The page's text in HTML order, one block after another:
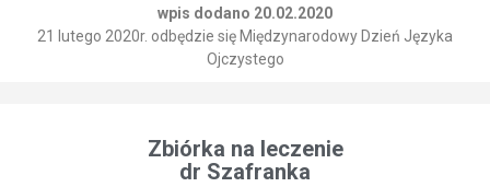
wpis dodano 20.02.2020
21 lutego 2020r. odbędzie się Międzynarodowy Dzień Języka
Ojczystego
Zbiórka na leczenie
dr Szafranka